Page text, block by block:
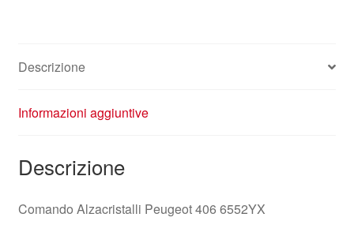
Descrizione
Informazioni aggiuntive
Descrizione
Comando Alzacristalli Peugeot 406 6552YX